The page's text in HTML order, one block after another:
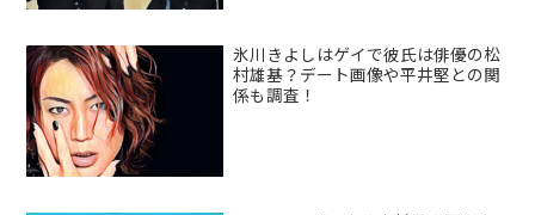
氷川きよしはゲイで彼氏は俳優の松
村雄基？デート画像や平井堅との関
係も調査！